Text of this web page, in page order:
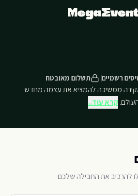
רשמיים תשלום מאובטח
היום, שאקירה ממשיכה להמציא את עצמה מחדש
קרא עוד..
להרכיב את החבילה שלכם